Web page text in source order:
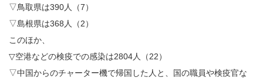
▽鳥取県は390人（7）
▽島根県は368人（2）
このほか、
▽空港などの検疫での感染は2804人（22）
▽中国からのチャーター機で帰国した人と、国の職員や検疫官な